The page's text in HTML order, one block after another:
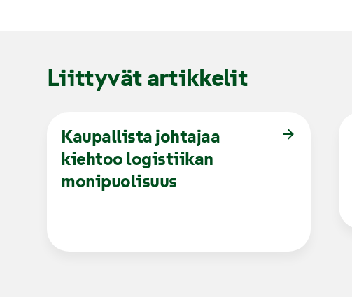
Liittyvät artikkelit
Kaupallista johtajaa
kiehtoo logistiikan
monipuolisuus